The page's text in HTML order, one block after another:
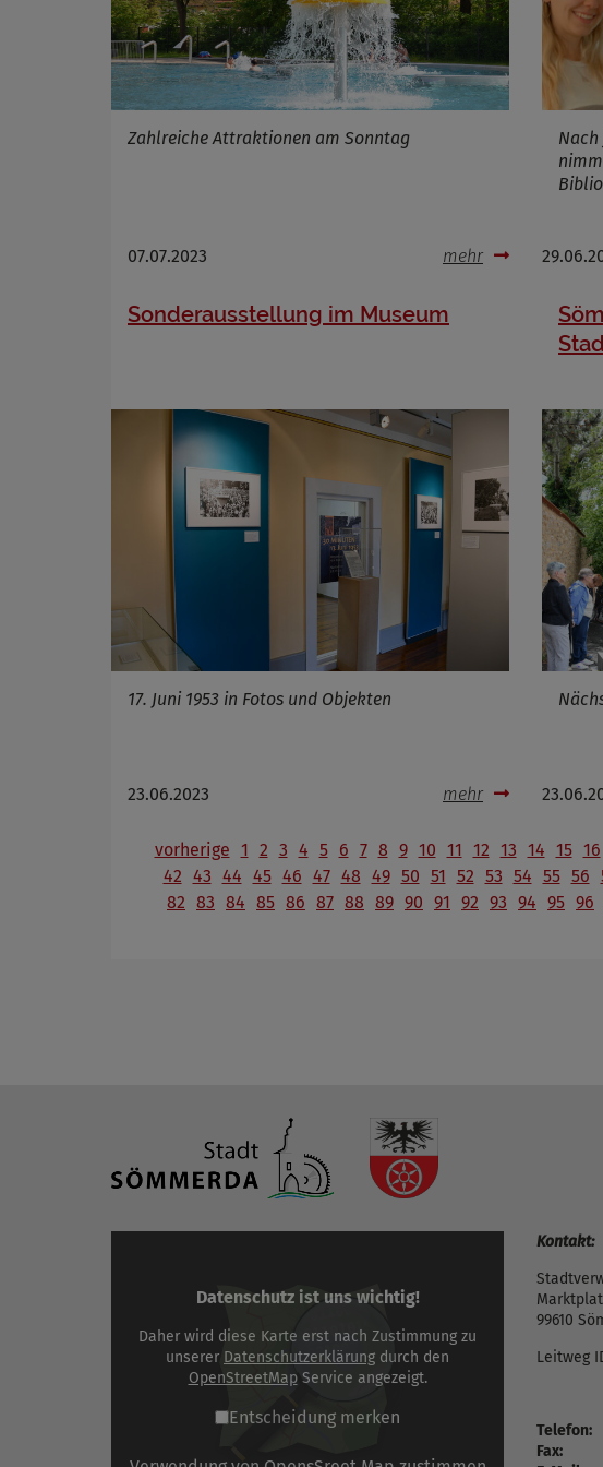
Zahlreiche Attraktionen am Sonntag
07.07.2023 mehr
Sonderausstellung im Museum
17. Juni 1953 in Fotos und Objekten
23.06.2023 mehr
vorherige 1 2 3 4 5 6 7 8 9 10 11 12 13 14 15 16
42 43 44 45 46 47 48 49 50 51 52 53 54 55 56
82 83 84 85 86 87 88 89 90 91 92 93 94 95 96
Datenschutz ist uns wichtig!
Daher wird diese Karte erst nach Zustimmung zu
unserer Datenschutzerklärung durch den
OpenStreetMapService angezeigt.
Entscheidung merken
Kontakt:
99610
Leitweg
Telefon:
Fax:
Name
Cookies
Anbieter